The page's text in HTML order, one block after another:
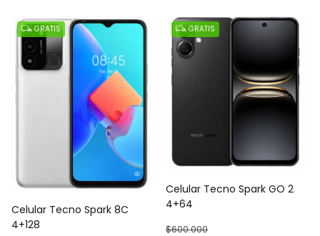
GRATIS
Celular Tecno Spark 8C
4+128
GRATIS
Celular Tecno Spark GO 2
4+64
$600.000